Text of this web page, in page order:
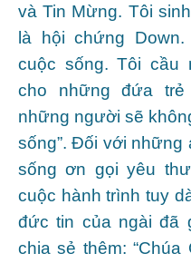
và Tin Mừng. Tôi
là hội chứng
cuộc sống. Tôi cầu
cho những đứa trẻ
những người sẽ
sống”. Đối với những
sống ơn gọi yêu
cuộc hành trình tuy
đức tin của ngài đã
chia sẻ thêm: